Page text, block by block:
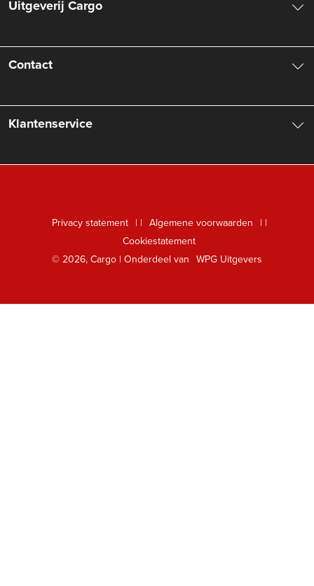
Uitgeverij Cargo
Over ons
Vacatures
Nieuwsbrief
Contact
Contactinformatie
Foreign Rights
Klantenservice
FAQ Boekenwebshop
Privacy statement | Algemene voorwaarden
|
Cookiestatement
© 2026, Cargo | Onderdeel van WPG Uitgevers